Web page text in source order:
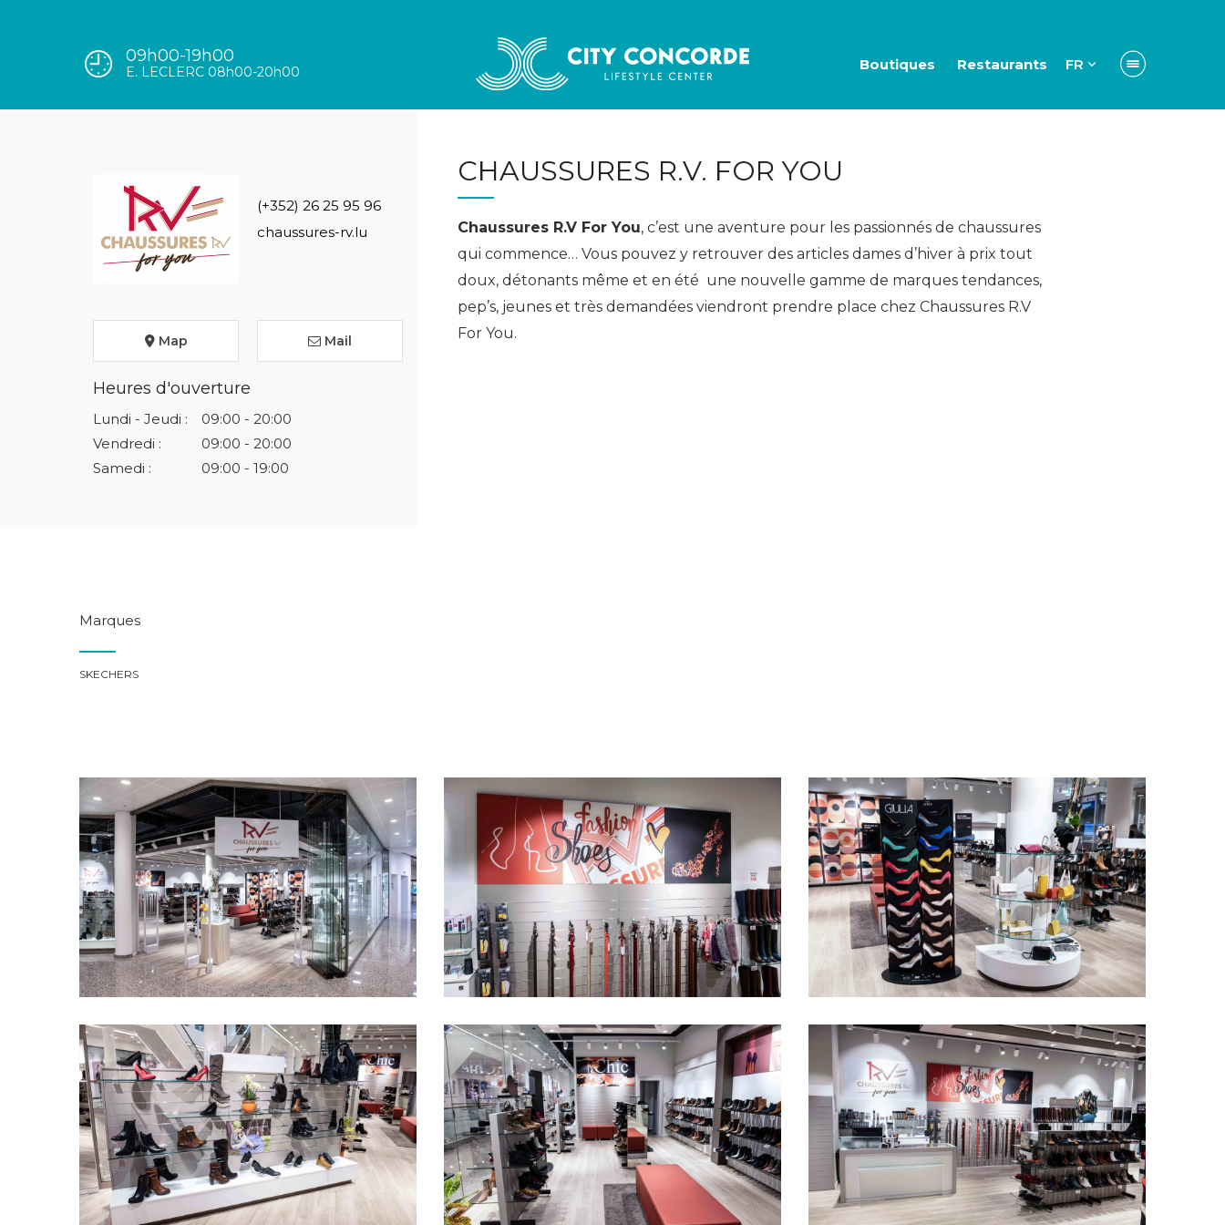
09h00-19h00
E. LECLERC 08h00-20h00 Boutiques Restaurants FR
(+352) 26 25 95 96
chaussures-rv.lu
Map Mail
Heures d'ouverture
Lundi - Jeudi :
09:00 - 20:00
Vendredi :
09:00 - 20:00
Samedi :
09:00 - 19:00
CHAUSSURES R.V. FOR YOU
Chaussures R.V For You, c’est une aventure pour les passionnés de chaussures
qui commence… Vous pouvez y retrouver des articles dames d’hiver à prix tout
doux, détonants même et en été une nouvelle gamme de marques tendances,
pep’s, jeunes et très demandées viendront prendre place chez Chaussures R.V
For You.
Marques
SKECHERS